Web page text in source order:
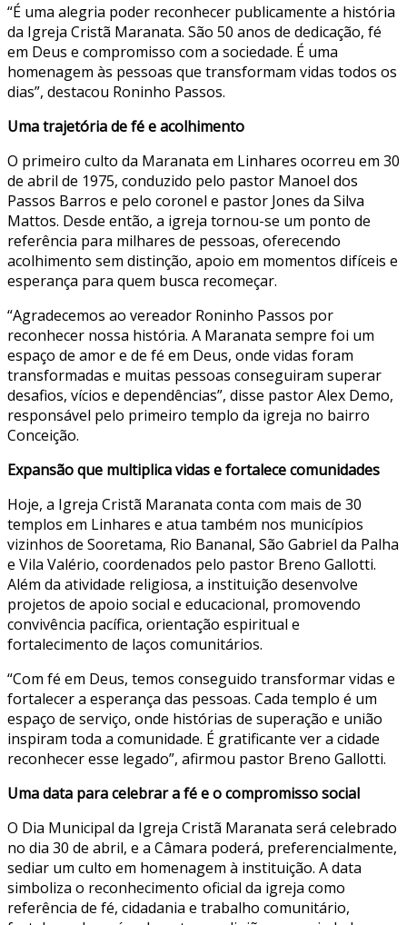
“É uma alegria poder reconhecer publicamente a história
da Igreja Cristã Maranata. São 50 anos de dedicação, fé
em Deus e compromisso com a sociedade. É uma
homenagem às pessoas que transformam vidas todos os
dias”, destacou Roninho Passos.
Uma trajetória de fé e acolhimento
O primeiro culto da Maranata em Linhares ocorreu em 30
de abril de 1975, conduzido pelo pastor Manoel dos
Passos Barros e pelo coronel e pastor Jones da Silva
Mattos. Desde então, a igreja tornou-se um ponto de
referência para milhares de pessoas, oferecendo
acolhimento sem distinção, apoio em momentos difíceis e
esperança para quem busca recomeçar.
“Agradecemos ao vereador Roninho Passos por
reconhecer nossa história. A Maranata sempre foi um
espaço de amor e de fé em Deus, onde vidas foram
transformadas e muitas pessoas conseguiram superar
desafios, vícios e dependências”, disse pastor Alex Demo,
responsável pelo primeiro templo da igreja no bairro
Conceição.
Expansão que multiplica vidas e fortalece comunidades
Hoje, a Igreja Cristã Maranata conta com mais de 30
templos em Linhares e atua também nos municípios
vizinhos de Sooretama, Rio Bananal, São Gabriel da Palha
e Vila Valério, coordenados pelo pastor Breno Gallotti.
Além da atividade religiosa, a instituição desenvolve
projetos de apoio social e educacional, promovendo
convivência pacífica, orientação espiritual e
fortalecimento de laços comunitários.
“Com fé em Deus, temos conseguido transformar vidas e
fortalecer a esperança das pessoas. Cada templo é um
espaço de serviço, onde histórias de superação e união
inspiram toda a comunidade. É gratificante ver a cidade
reconhecer esse legado”, afirmou pastor Breno Gallotti.
Uma data para celebrar a fé e o compromisso social
O Dia Municipal da Igreja Cristã Maranata será celebrado
no dia 30 de abril, e a Câmara poderá, preferencialmente,
sediar um culto em homenagem à instituição. A data
simboliza o reconhecimento oficial da igreja como
referência de fé, cidadania e trabalho comunitário,